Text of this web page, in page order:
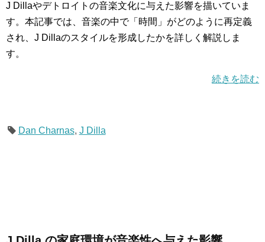
J Dillaやデトロイトの音楽文化に与えた影響を描いていま
す。本記事では、音楽の中で「時間」がどのように再定義
され、J Dillaのスタイルを形成したかを詳しく解説しま
す。
続きを読む
Dan Charnas, J Dilla